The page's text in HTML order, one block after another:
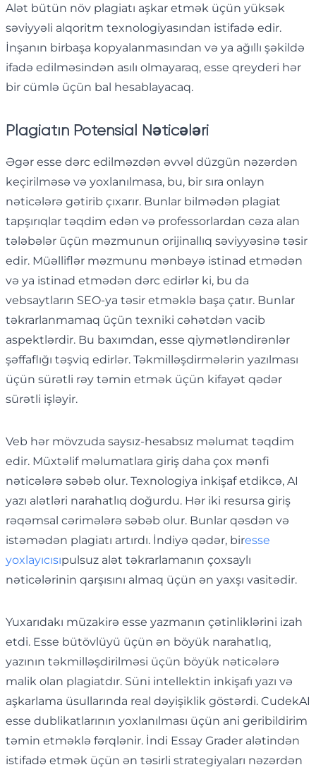
Alət bütün növ plagiatı aşkar etmək üçün yüksək
səviyyəli alqoritm texnologiyasından istifadə edir.
İnşanın birbaşa kopyalanmasından və ya ağıllı şəkildə
ifadə edilməsindən asılı olmayaraq, esse qreyderi hər
bir cümlə üçün bal hesablayacaq.
Plagiatın Potensial Nəticələri
Əgər esse dərc edilməzdən əvvəl düzgün nəzərdən
keçirilməsə və yoxlanılmasa, bu, bir sıra onlayn
nəticələrə gətirib çıxarır. Bunlar bilmədən plagiat
tapşırıqlar təqdim edən və professorlardan cəza alan
tələbələr üçün məzmunun orijinallıq səviyyəsinə təsir
edir. Müəlliflər məzmunu mənbəyə istinad etmədən
və ya istinad etmədən dərc edirlər ki, bu da
vebsaytların SEO-ya təsir etməklə başa çatır. Bunlar
təkrarlanmamaq üçün texniki cəhətdən vacib
aspektlərdir. Bu baxımdan, esse qiymətləndirənlər
şəffaflığı təşviq edirlər. Təkmilləşdirmələrin yazılması
üçün sürətli rəy təmin etmək üçün kifayət qədər
sürətli işləyir.
Veb hər mövzuda saysız-hesabsız məlumat təqdim
edir. Müxtəlif məlumatlara giriş daha çox mənfi
nəticələrə səbəb olur. Texnologiya inkişaf etdikcə, AI
yazı alətləri narahatlıq doğurdu. Hər iki resursa giriş
rəqəmsal cərimələrə səbəb olur. Bunlar qəsdən və
istəmədən plagiatı artırdı. İndiyə qədər, biresse
yoxlayıcısıpulsuz alət təkrarlamanın çoxsaylı
nəticələrinin qarşısını almaq üçün ən yaxşı vasitədir.
Yuxarıdakı müzakirə esse yazmanın çətinliklərini izah
etdi. Esse bütövlüyü üçün ən böyük narahatlıq,
yazının təkmilləşdirilməsi üçün böyük nəticələrə
malik olan plagiatdır. Süni intellektin inkişafı yazı və
aşkarlama üsullarında real dəyişiklik göstərdi. CudekAI
esse dublikatlarının yoxlanılması üçün ani geribildirim
təmin etməklə fərqlənir. İndi Essay Grader alətindən
istifadə etmək üçün ən təsirli strategiyaları nəzərdən